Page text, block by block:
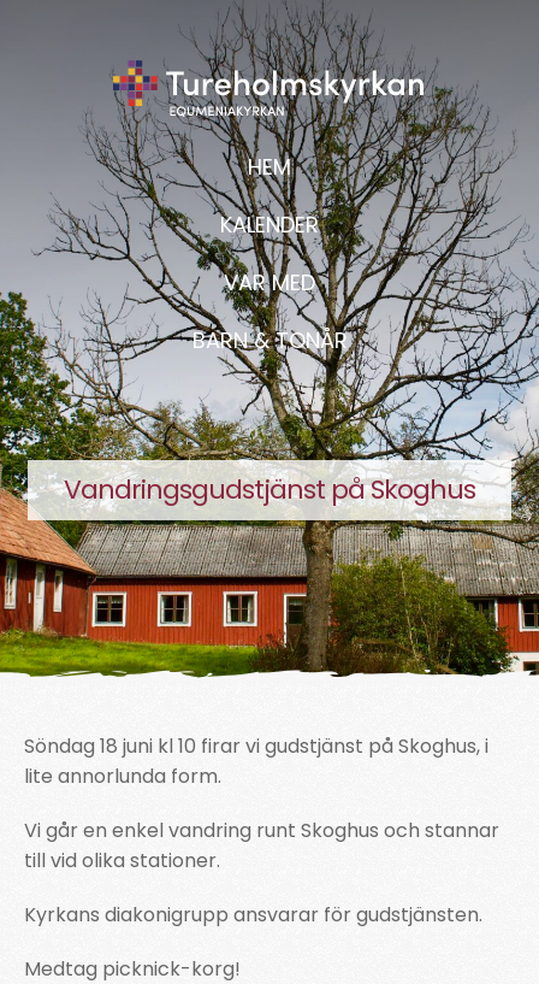
HEM
KALENDER
VAR MED
BARN & TONÅR
Vandringsgudstjänst på Skoghus
Söndag 18 juni kl 10 firar vi gudstjänst på Skoghus, i
lite annorlunda form.
Vi går en enkel vandring runt Skoghus och stannar
till vid olika stationer.
Kyrkans diakonigrupp ansvarar för gudstjänsten.
Medtag picknick-korg!